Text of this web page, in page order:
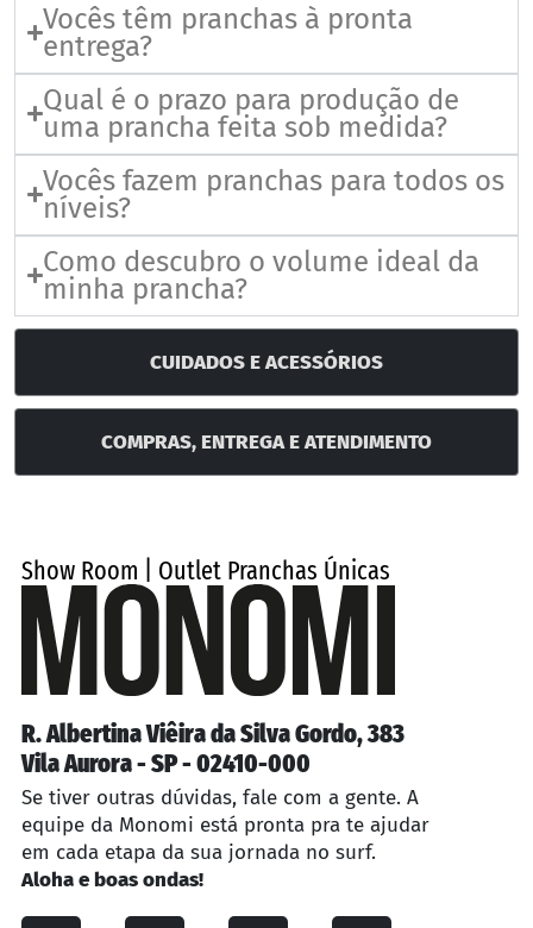
CUIDADOS E ACESSÓRIOS
COMPRAS, ENTREGA E ATENDIMENTO
Vocês têm pranchas à pronta
entrega?
Qual é o prazo para produção de
uma prancha feita sob medida?
Vocês fazem pranchas para todos os
níveis?
Como descubro o volume ideal da
minha prancha?
Show Room | Outlet Pranchas Únicas
R. Albertina Viêira da Silva Gordo, 383
Vila Aurora - SP - 02410-000
Se tiver outras dúvidas, fale com a gente. A
equipe da Monomi está pronta pra te ajudar
em cada etapa da sua jornada no surf.
Aloha e boas ondas!